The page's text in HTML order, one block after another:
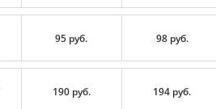
95 руб. 98 руб.
190 руб. 194 руб.